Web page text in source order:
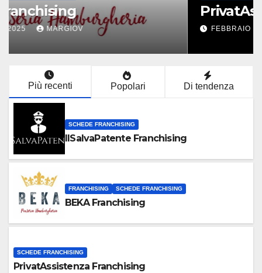
PrivatAssistenza Franchising
FEBBRAIO 23, 2024
Più recenti Popolari Di tendenza
SCHEDE FRANCHISING
IlSalvaPatente Franchising
FRANCHISING SCHEDE FRANCHISING
BEKA Franchising
SCHEDE FRANCHISING
PrivatAssistenza Franchising